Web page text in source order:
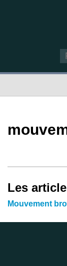
Les
Mouvement